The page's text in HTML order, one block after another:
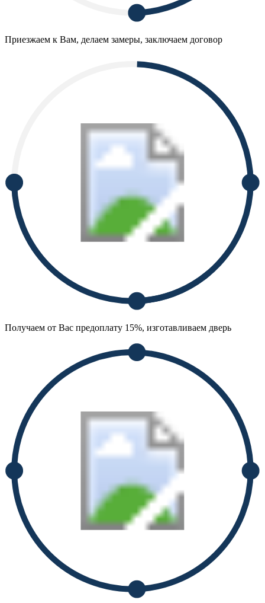
Приезжаем к Вам, делаем замеры, заключаем договор
Получаем от Вас предоплату 15%, изготавливаем дверь